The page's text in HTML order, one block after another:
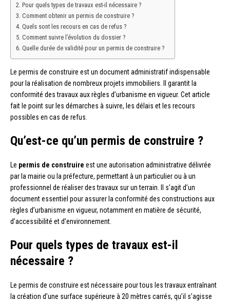
Pour quels types de travaux est-il nécessaire ?
Comment obtenir un permis de construire ?
Quels sont les recours en cas de refus ?
Comment suivre l’évolution du dossier ?
Quelle durée de validité pour un permis de construire ?
Le permis de construire est un document administratif indispensable
pour la réalisation de nombreux projets immobiliers. Il garantit la
conformité des travaux aux règles d’urbanisme en vigueur. Cet article
fait le point sur les démarches à suivre, les délais et les recours
possibles en cas de refus.
Qu’est-ce qu’un permis de construire ?
Le permis de construire est une autorisation administrative délivrée
par la mairie ou la préfecture, permettant à un particulier ou à un
professionnel de réaliser des travaux sur un terrain. Il s’agit d’un
document essentiel pour assurer la conformité des constructions aux
règles d’urbanisme en vigueur, notamment en matière de sécurité,
d’accessibilité et d’environnement.
Pour quels types de travaux est-il
nécessaire ?
Le permis de construire est nécessaire pour tous les travaux entraînant
la création d’une surface supérieure à 20 mètres carrés, qu’il s’agisse